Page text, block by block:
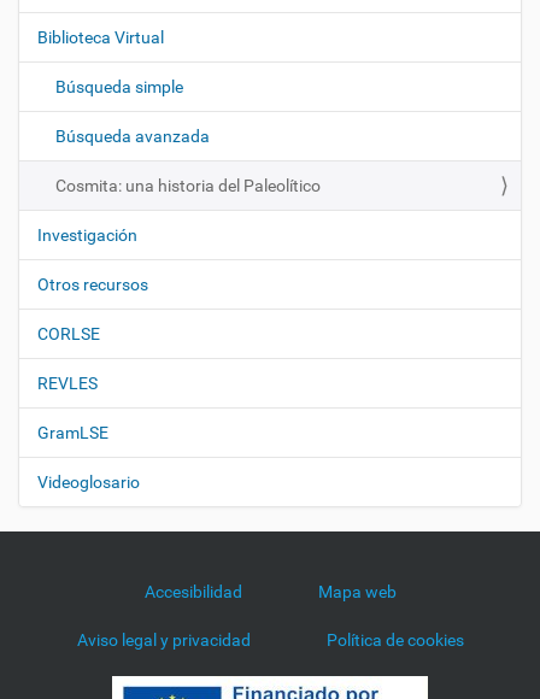
g
a
i
n
Biblioteca Virtual
Búsqueda simple
Búsqueda avanzada
Cosmita: una historia del Paleolítico
Investigación
Otros recursos
CORLSE
REVLES
GramLSE
Videoglosario
Accesibilidad Mapa web
Aviso legal y privacidad Política de cookies